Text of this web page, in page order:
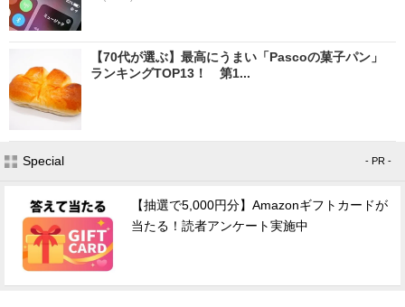
【70代が選ぶ】最高にうまい「Pascoの菓子パン」
ランキングTOP13！ 第1...
Special - PR -
【抽選で5,000円分】Amazonギフトカードが
当たる！読者アンケート実施中